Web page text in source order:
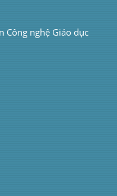
Công nghệ Giáo dục